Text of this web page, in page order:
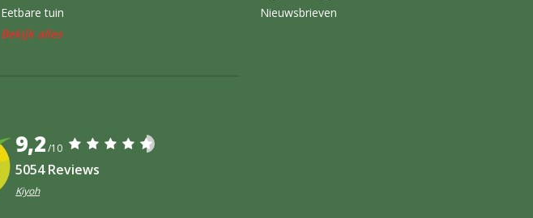
Eetbare tuin
Bekijk alles
Nieuwsbrieven
9,2/10
5054 Reviews
Kiyoh